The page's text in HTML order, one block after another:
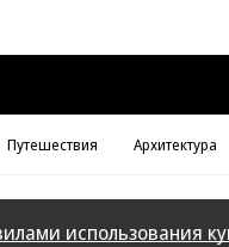
Путешествия Архитектура
использования